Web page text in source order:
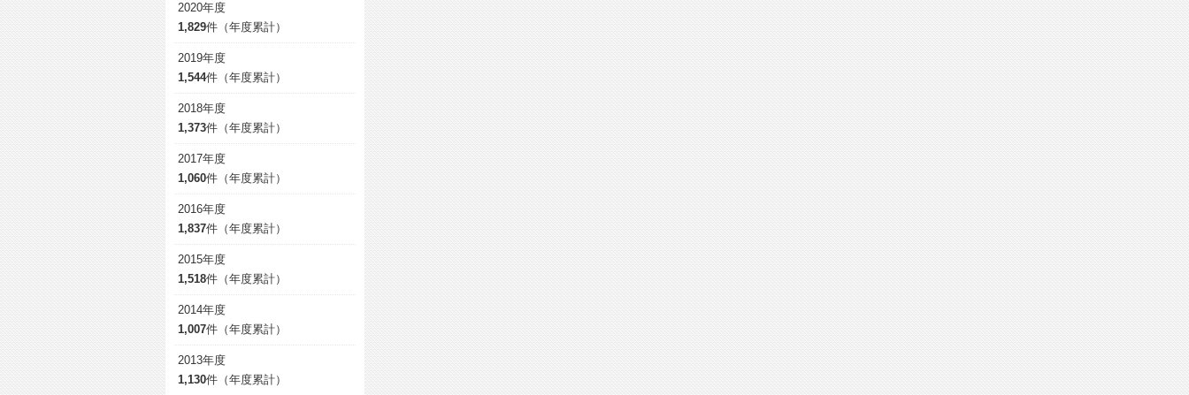
2020年度
1,829件（年度累計）
2019年度
1,544件（年度累計）
2018年度
1,373件（年度累計）
2017年度
1,060件（年度累計）
2016年度
1,837件（年度累計）
2015年度
1,518件（年度累計）
2014年度
1,007件（年度累計）
2013年度
1,130件（年度累計）